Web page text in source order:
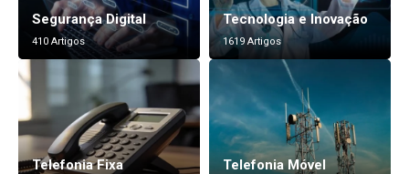
Segurança Digital
410 Artigos
Tecnologia e Inovação
1619 Artigos
Telefonia Fixa Telefonia Móvel